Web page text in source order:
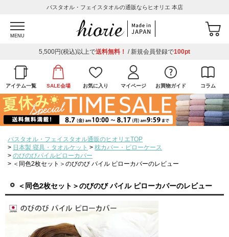
バスタオル・フェイスタオルの通販ならヒオリエ 本店
MENU
5,500円(税込)以上で送料無料！ / 新規会員登録で100pt
アイテム一覧 SALE会場 お気に入り マイページ お買物ガイド コラム
バスタオル・フェイスタオル通販のヒオリエTOP
日本製 寝具・タオルケット
枕カバー・ピローケース
のびのびパイルピローカバー
＜同色2枚セット＞のびのび パイル ピローカバーのレビュー
＜同色2枚セット＞のびのび パイル ピローカバーのレビュー